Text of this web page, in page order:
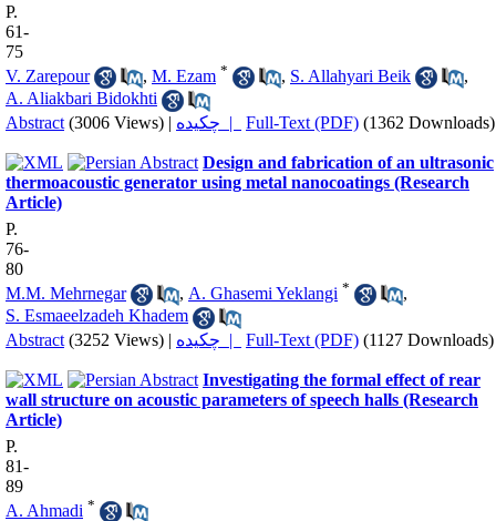
P.
61-
75
V. Zarepour
, M. Ezam * , S. Allahyari Beik
,
A. Aliakbari Bidokhti
Abstract (3006 Views) | چکیده | Full-Text (PDF) (1362 Downloads)
Design and fabrication of an ultrasonic
thermoacoustic generator using metal nanocoatings (Research
Article)
P.
76-
80
M.M. Mehrnegar
, A. Ghasemi Yeklangi *
,
S. Esmaeelzadeh Khadem
Abstract (3252 Views) | چکیده | Full-Text (PDF) (1127 Downloads)
Investigating the formal effect of rear
wall structure on acoustic parameters of speech halls (Research
Article)
P.
81-
89
A. Ahmadi *